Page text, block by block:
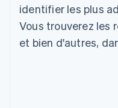
identifier les plus
Vous trouverez les
et bien d'autres,